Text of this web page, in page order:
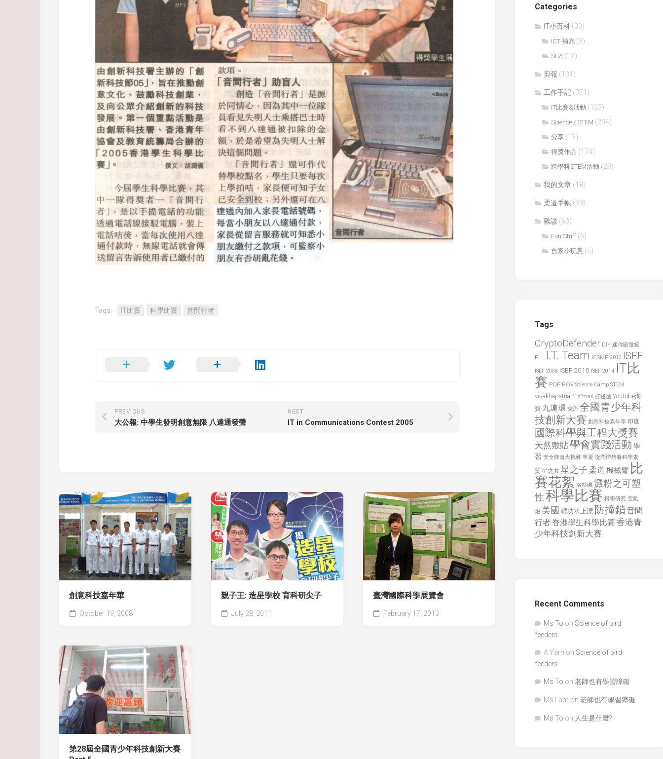
貼
塑
性
CryptoDefender
防
撞
鎖
音
間
行
者
廿
一
世
紀
園
全
國
青
技
新
大
賽
香
港
青
Tags: IT比賽 科學比賽 音間行者
NEXT
IT in Communications Contest 2005
PREVIOUS
大公報: 中學生發明創意無限 八達通發聲
創意科技嘉年華
October 19, 2008
親子王: 造星學校 育科研尖子
July 28, 2011
臺灣國際科學展覽會
February 17, 2013
第28屆全國青少年科技創新大賽
Categories
IT小百科 (30)
ICT 補充 (3)
SBA (12)
剪報 (131)
工作手記 (371)
IT比賽&活動 (123)
Science / STEM (254)
分享 (12)
得獎作品 (174)
跨學科STEM活動 (29)
我的文章 (18)
柔道手帳 (33)
雜談 (63)
Fun Stuff (5)
自家小玩意 (5)
Tags
CryptoDefender DIY 迷你顯微鏡
FLL I.T. Team ICSMF 2012 ISEF
ISEF 2008 ISEF 2010 ISEF 2014 IT比
賽 POP ROV Science Camp STEM
visakhapatnam X'mas 打邊爐 Youtube淘
寶 九連環 交流 全國青少年科
技創新大賽 創意科技嘉年華 印度
國際科學與工程大獎賽
天然敷貼學會實踐活動 學
習 安全降落大挑戰 寧夏 從問辯培養科學素
質 星之女 星之子 柔道 機械臂 比
賽花絮 洛杉磯 澱粉之可塑
性科學比賽 科學研究 空氣
炮 美國 輕功水上漂 防撞鎖 音間
行者香港學生科學比賽 香港青
少年科技創新大賽
Recent Comments
Ms To on Science of bird
feeders
A Yam on Science of bird
feeders
Ms To on 老師也有學習障礙
Ms Lam on 老師也有學習障礙
Ms To on 人生是什麼?